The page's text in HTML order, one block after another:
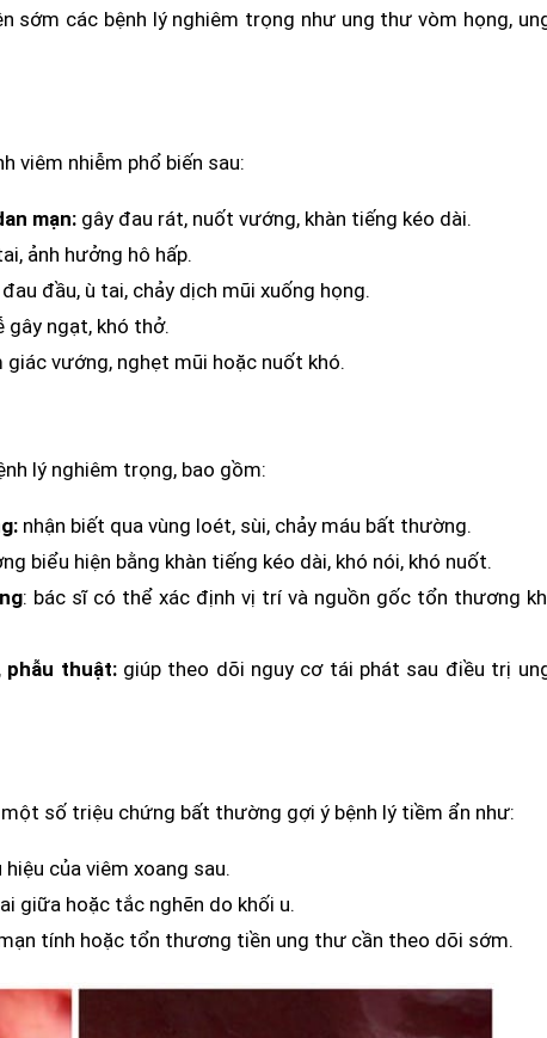
sớm các bệnh lý nghiêm trọng như ung thư vòm họng,
viêm nhiễm phổ biến sau:
mạn: gây đau rát, nuốt vướng, khàn tiếng kéo dài.
ảnh hưởng hô hấp.
đầu, ù tai, chảy dịch mũi xuống họng.
gây ngạt, khó thở.
giác vướng, nghẹt mũi hoặc nuốt khó.
lý nghiêm trọng, bao gồm:
nhận biết qua vùng loét, sùi, chảy máu bất thường.
biểu hiện bằng khàn tiếng kéo dài, khó nói, khó nuốt.
: bác sĩ có thể xác định vị trí và nguồn gốc tổn thương
phẫu thuật:giúp theo dõi nguy cơ tái phát sau điều trị
số triệu chứng bất thường gợi ý bệnh lý tiềm ẩn như:
hiệu của viêm xoang sau.
giữa hoặc tắc nghẽn do khối u.
tính hoặc tổn thương tiền ung thư cần theo dõi sớm.